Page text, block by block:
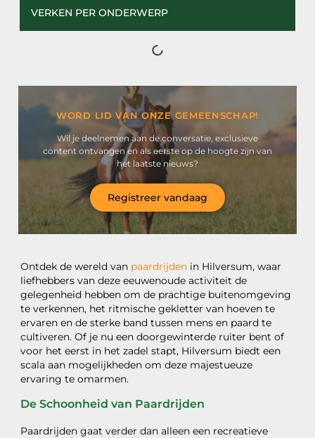
Ontdek de wereld van paardrijden in Hilversum, waar
liefhebbers van deze eeuwenoude activiteit de
gelegenheid hebben om de prachtige buitenomgeving
te verkennen, het ritmische gekletter van hoeven te
ervaren en de sterke band tussen mens en paard te
cultiveren. Of je nu een doorgewinterde ruiter bent of
voor het eerst in het zadel stapt, Hilversum biedt een
scala aan mogelijkheden om deze majestueuze
ervaring te omarmen.
De Schoonheid van Paardrijden
Paardrijden gaat verder dan alleen een recreatieve
VERKEN PER ONDERWERP
WORD LID VAN ONZE GEMEENSCHAP!
Wil je deelnemen aan de conversatie, exclusieve
content ontvangen en als eerste op de hoogte zijn van
het laatste nieuws?
Registreer vandaag